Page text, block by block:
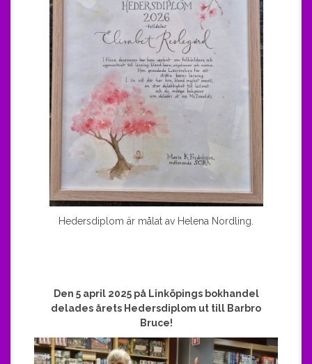
Hedersdiplom är målat av Helena Nordling.
Den 5 april 2025 på Linköpings bokhandel
delades årets Hedersdiplom ut till Barbro
Bruce!